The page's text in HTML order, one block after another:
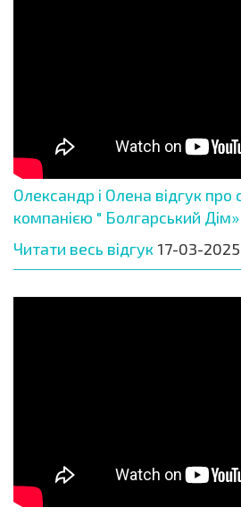
Олександр і Олена відгук про
компанією " Болгарський Дім»
Читати весь відгук 17-03-2025